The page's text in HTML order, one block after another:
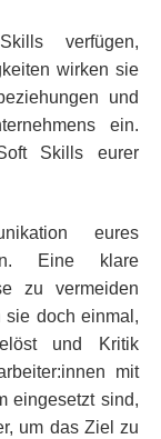
verfügen,
wirken sie
und
ein.
Skills eurer
eures
Eine klare
zu vermeiden
sie doch einmal,
und Kritik
mit
eingesetzt sind,
um das Ziel zu